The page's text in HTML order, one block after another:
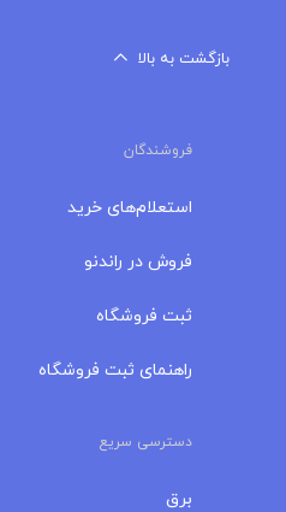
بازگشت به بالا
فروشندگان
استعلام‌های خرید
فروش در راندنو
ثبت فروشگاه
راهنمای ثبت فروشگاه
دسترسی سریع
برق